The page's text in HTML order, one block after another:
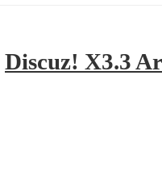
Discuz! X3.3